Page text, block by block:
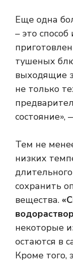
Еще одна
– это
тушеных
выходящие
не только
состояние»,
Тем не
низких
сохранить
вещества.
некоторые
остаются в
Кроме того,